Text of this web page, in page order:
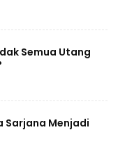
Semua Utang
Sarjana Menjadi